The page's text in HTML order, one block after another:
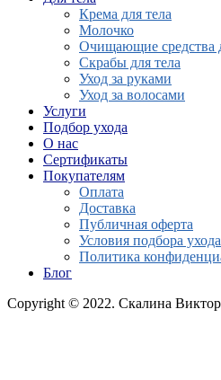
Крема для тела
Молочко
Очищающие средства
Скрабы для тела
Уход за руками
Уход за волосами
Услуги
Подбор ухода
О нас
Сертификаты
Покупателям
Оплата
Доставка
Публичная оферта
Условия подбора ухода
Политика
Блог
Copyright © 2022. Скалина